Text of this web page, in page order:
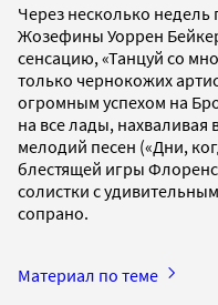
Через несколько
Жозефины Уоррен
сенсацию, «Танцуй со
только чернокожих
огромным успехом на
на все лады,
мелодий песен («Дни,
блестящей игры
солистки с
сопрано.
Материал по теме